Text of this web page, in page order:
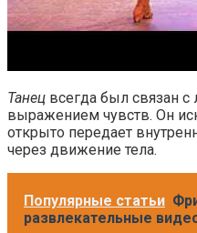
Танец всегда был связан
выражением чувств. Он
открыто передает
через движение тела.
Популярные статьи
развлекательные